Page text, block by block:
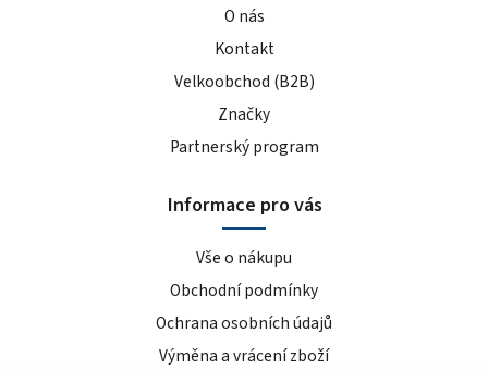
O nás
Kontakt
Velkoobchod (B2B)
Značky
Partnerský program
Informace pro vás
Vše o nákupu
Obchodní podmínky
Ochrana osobních údajů
Výměna a vrácení zboží